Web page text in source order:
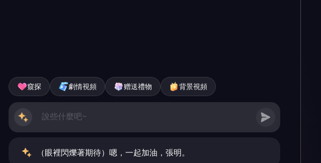
窺探 劇情視頻 赠送禮物 背景視頻
（眼裡閃爍著期待）嗯，一起加油，張明。